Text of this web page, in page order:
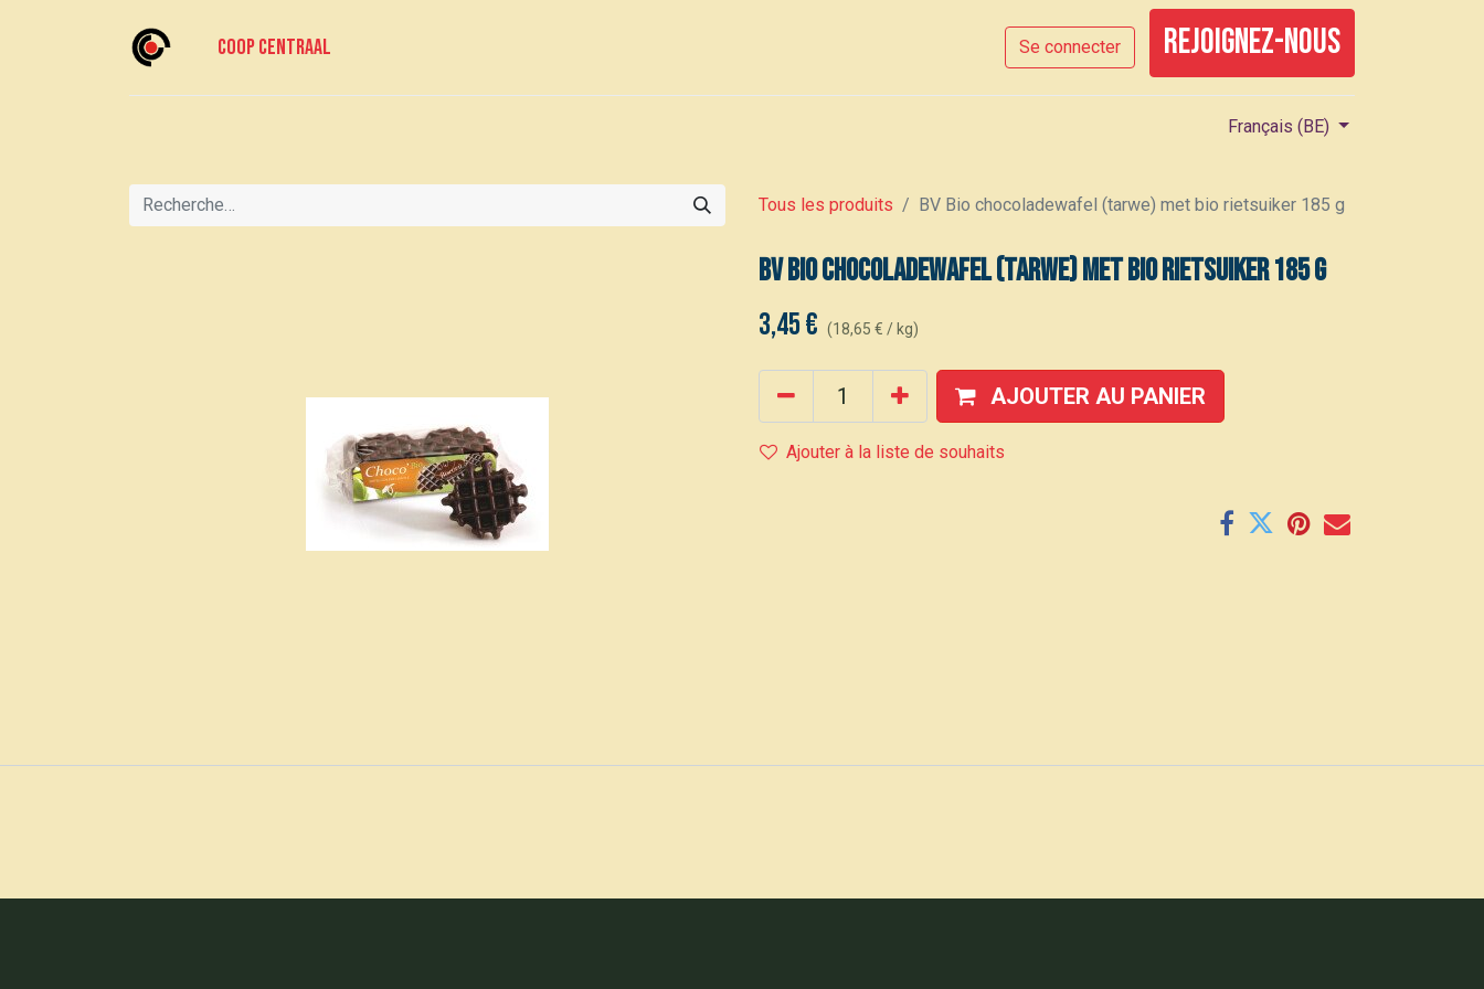
Coop centraal Se connecter rejoignez-nous
Français (BE)
Tous les produits BV Bio chocoladewafel (tarwe) met bio rietsuiker 185 g
BV Bio chocoladewafel (tarwe) met bio rietsuiker 185 g
3,45€ (18,65 € / kg)
AJOUTER AU PANIER
Ajouter à la liste de souhaits